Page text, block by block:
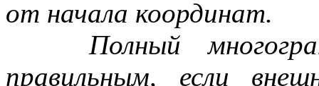
от начала координат.
Полный
правильным, если